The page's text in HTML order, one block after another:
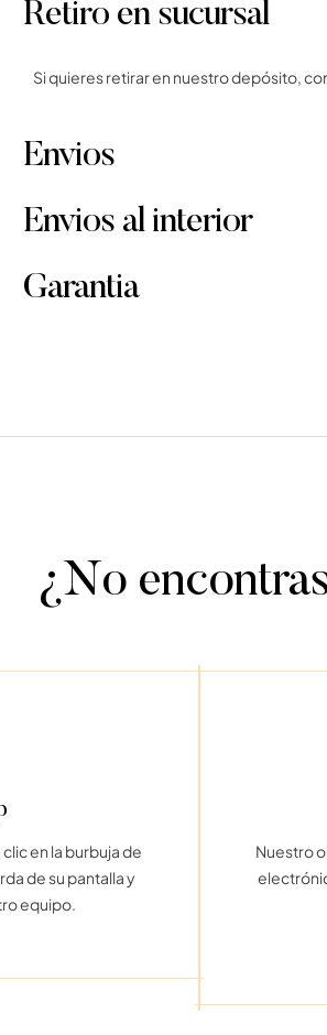
Retiro en sucursal
Si quieres retirar en nuestro depósito,
Envios
Envios al interior
Garantia
¿No
en la burbuja de
de su pantalla y
equipo.
Nuestro